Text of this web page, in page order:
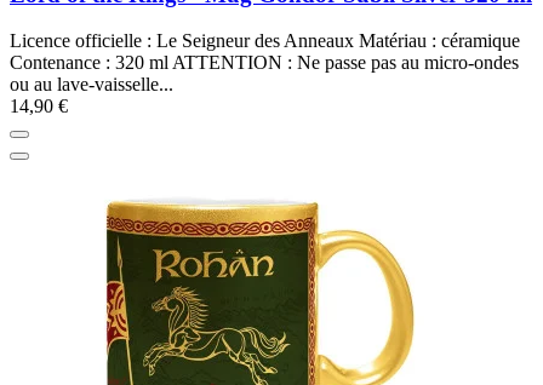
Licence officielle : Le Seigneur des Anneaux Matériau : céramique
Contenance : 320 ml ATTENTION : Ne passe pas au micro-ondes
ou au lave-vaisselle...
14,90 €